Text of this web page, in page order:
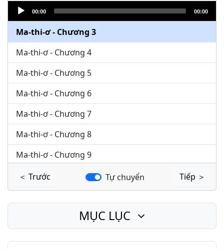
Audio
Player
00:00 00:00
Ma-thi-ơ - Chương 2
Ma-thi-ơ - Chương 3
Ma-thi-ơ - Chương 4
Ma-thi-ơ - Chương 5
Ma-thi-ơ - Chương 6
Ma-thi-ơ - Chương 7
Ma-thi-ơ - Chương 8
Ma-thi-ơ - Chương 9
Ma-thi-ơ - Chương 10
Ma-thi-ơ - Chương 12
＜ Trước Tự chuyển Tiếp ＞
MỤC LỤC